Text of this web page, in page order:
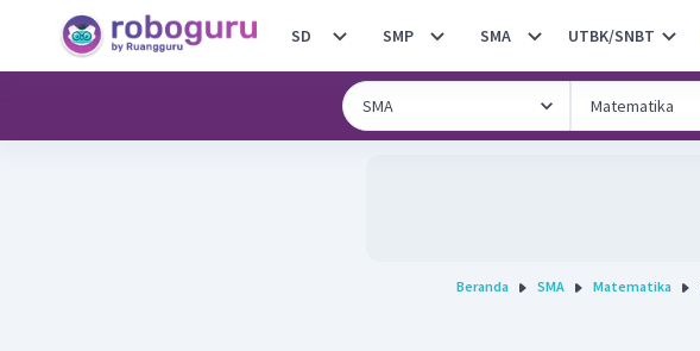
SD SMP SMA UTBK/SNBT
Beranda SMA Matematika